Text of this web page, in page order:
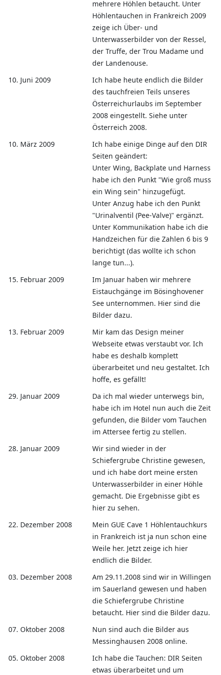
mehrere Höhlen betaucht. Unter
Höhlentauchen in Frankreich 2009
zeige ich Über- und
Unterwasserbilder von der Ressel,
der Truffe, der Trou Madame und
der Landenouse.
10. Juni 2009
Ich habe heute endlich die Bilder
des tauchfreien Teils unseres
Österreichurlaubs im September
2008 eingestellt. Siehe unter
Österreich 2008.
10. März 2009
Ich habe einige Dinge auf den DIR
Seiten geändert:
Unter Wing, Backplate und Harness
habe ich den Punkt "Wie groß muss
ein Wing sein" hinzugefügt.
Unter Anzug habe ich den Punkt
"Urinalventil (Pee-Valve)" ergänzt.
Unter Kommunikation habe ich die
Handzeichen für die Zahlen 6 bis 9
berichtigt (das wollte ich schon
lange tun...).
15. Februar 2009
Im Januar haben wir mehrere
Eistauchgänge im Bösinghovener
See unternommen. Hier sind die
Bilder dazu.
13. Februar 2009
Mir kam das Design meiner
Webseite etwas verstaubt vor. Ich
habe es deshalb komplett
überarbeitet und neu gestaltet. Ich
hoffe, es gefällt!
29. Januar 2009
Da ich mal wieder unterwegs bin,
habe ich im Hotel nun auch die Zeit
gefunden, die Bilder vom Tauchen
im Attersee fertig zu stellen.
28. Januar 2009
Wir sind wieder in der
Schiefergrube Christine gewesen,
und ich habe dort meine ersten
Unterwasserbilder in einer Höhle
gemacht. Die Ergebnisse gibt es
hier zu sehen.
22. Dezember 2008
Mein GUE Cave 1 Höhlentauchkurs
in Frankreich ist ja nun schon eine
Weile her. Jetzt zeige ich hier
endlich die Bilder.
03. Dezember 2008
Am 29.11.2008 sind wir in Willingen
im Sauerland gewesen und haben
die Schiefergrube Christine
betaucht. Hier sind die Bilder dazu.
07. Oktober 2008
Nun sind auch die Bilder aus
Messinghausen 2008 online.
05. Oktober 2008
Ich habe die Tauchen: DIR Seiten
etwas überarbeitet und um